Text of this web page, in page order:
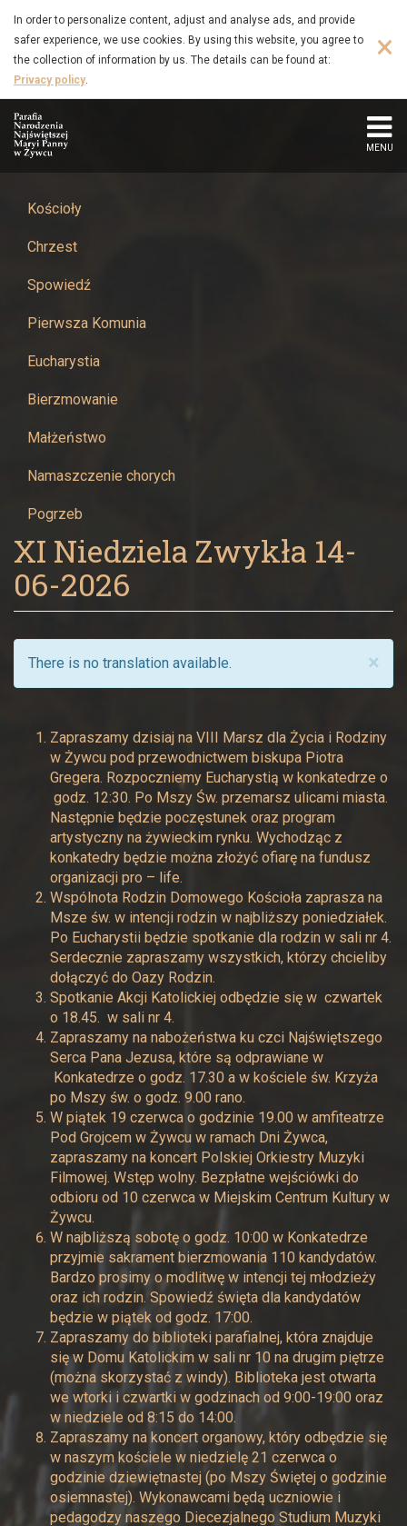
XI
Niedziela
Zwykła
14-
2026
Parafia
Narodzenia
Najświętszej
Maryi
Panny
w
Żywcu
to
main
content
In order to personalize content, adjust and analyse ads, and provide
safer experience, we use cookies. By using this website, you agree to
the collection of information by us. The details can be found at:
Privacy policy.
×
MENU
Kościoły
Chrzest
Spowiedź
Pierwsza Komunia
Eucharystia
Bierzmowanie
Małżeństwo
Namaszczenie chorych
Pogrzeb
XI Niedziela Zwykła 14-
06-2026
×
There is no translation available.
Zapraszamy dzisiaj na VIII Marsz dla Życia i Rodziny
w Żywcu pod przewodnictwem biskupa Piotra
Gregera. Rozpoczniemy Eucharystią w konkatedrze o
godz. 12:30. Po Mszy Św. przemarsz ulicami miasta.
Następnie będzie poczęstunek oraz program
artystyczny na żywieckim rynku. Wychodząc z
konkatedry będzie można złożyć ofiarę na fundusz
organizacji pro – life.
Wspólnota Rodzin Domowego Kościoła zaprasza na
Msze św. w intencji rodzin w najbliższy poniedziałek.
Po Eucharystii będzie spotkanie dla rodzin w sali nr 4.
Serdecznie zapraszamy wszystkich, którzy chcieliby
dołączyć do Oazy Rodzin.
Spotkanie Akcji Katolickiej odbędzie się w czwartek
o 18.45. w sali nr 4.
Zapraszamy na nabożeństwa ku czci Najświętszego
Serca Pana Jezusa, które są odprawiane w
Konkatedrze o godz. 17.30 a w kościele św. Krzyża
po Mszy św. o godz. 9.00 rano.
W piątek 19 czerwca o godzinie 19.00 w amfiteatrze
Pod Grojcem w Żywcu w ramach Dni Żywca,
zapraszamy na koncert Polskiej Orkiestry Muzyki
Filmowej. Wstęp wolny. Bezpłatne wejściówki do
odbioru od 10 czerwca w Miejskim Centrum Kultury w
Żywcu.
W najbliższą sobotę o godz. 10:00 w Konkatedrze
przyjmie sakrament bierzmowania 110 kandydatów.
Bardzo prosimy o modlitwę w intencji tej młodzieży
oraz ich rodzin. Spowiedź święta dla kandydatów
będzie w piątek od godz. 17:00.
Zapraszamy do biblioteki parafialnej, która znajduje
się w Domu Katolickim w sali nr 10 na drugim piętrze
(można skorzystać z windy). Biblioteka jest otwarta
we wtorki i czwartki w godzinach od 9:00-19:00 oraz
w niedziele od 8:15 do 14:00.
Zapraszamy na koncert organowy, który odbędzie się
w naszym kościele w niedzielę 21 czerwca o
godzinie dziewiętnastej (po Mszy Świętej o godzinie
osiemnastej). Wykonawcami będą uczniowie i
pedagodzy naszego Diecezjalnego Studium Muzyki